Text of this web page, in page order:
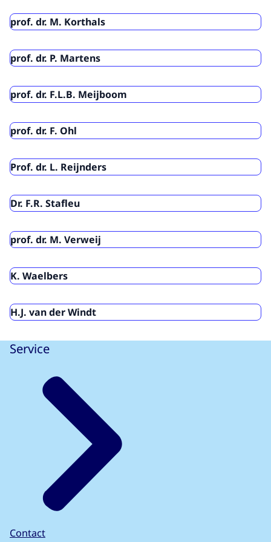
prof. dr. M. Korthals
prof. dr. P. Martens
prof. dr. F.L.B. Meijboom
prof. dr. F. Ohl
Prof. dr. L. Reijnders
Dr. F.R. Stafleu
prof. dr. M. Verweij
K. Waelbers
H.J. van der Windt
Service
Contact